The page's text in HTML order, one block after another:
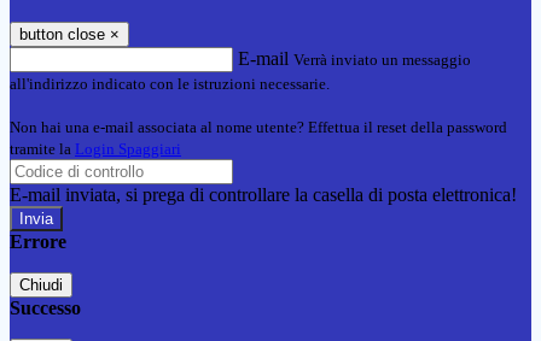
button close ×
E-mail Verrà inviato un messaggio
all'indirizzo indicato con le istruzioni necessarie.
Non hai una e-mail associata al nome utente? Effettua il reset della password
tramite la Login Spaggiari
E-mail inviata, si prega di controllare la casella di posta elettronica!
Errore
Chiudi
Successo